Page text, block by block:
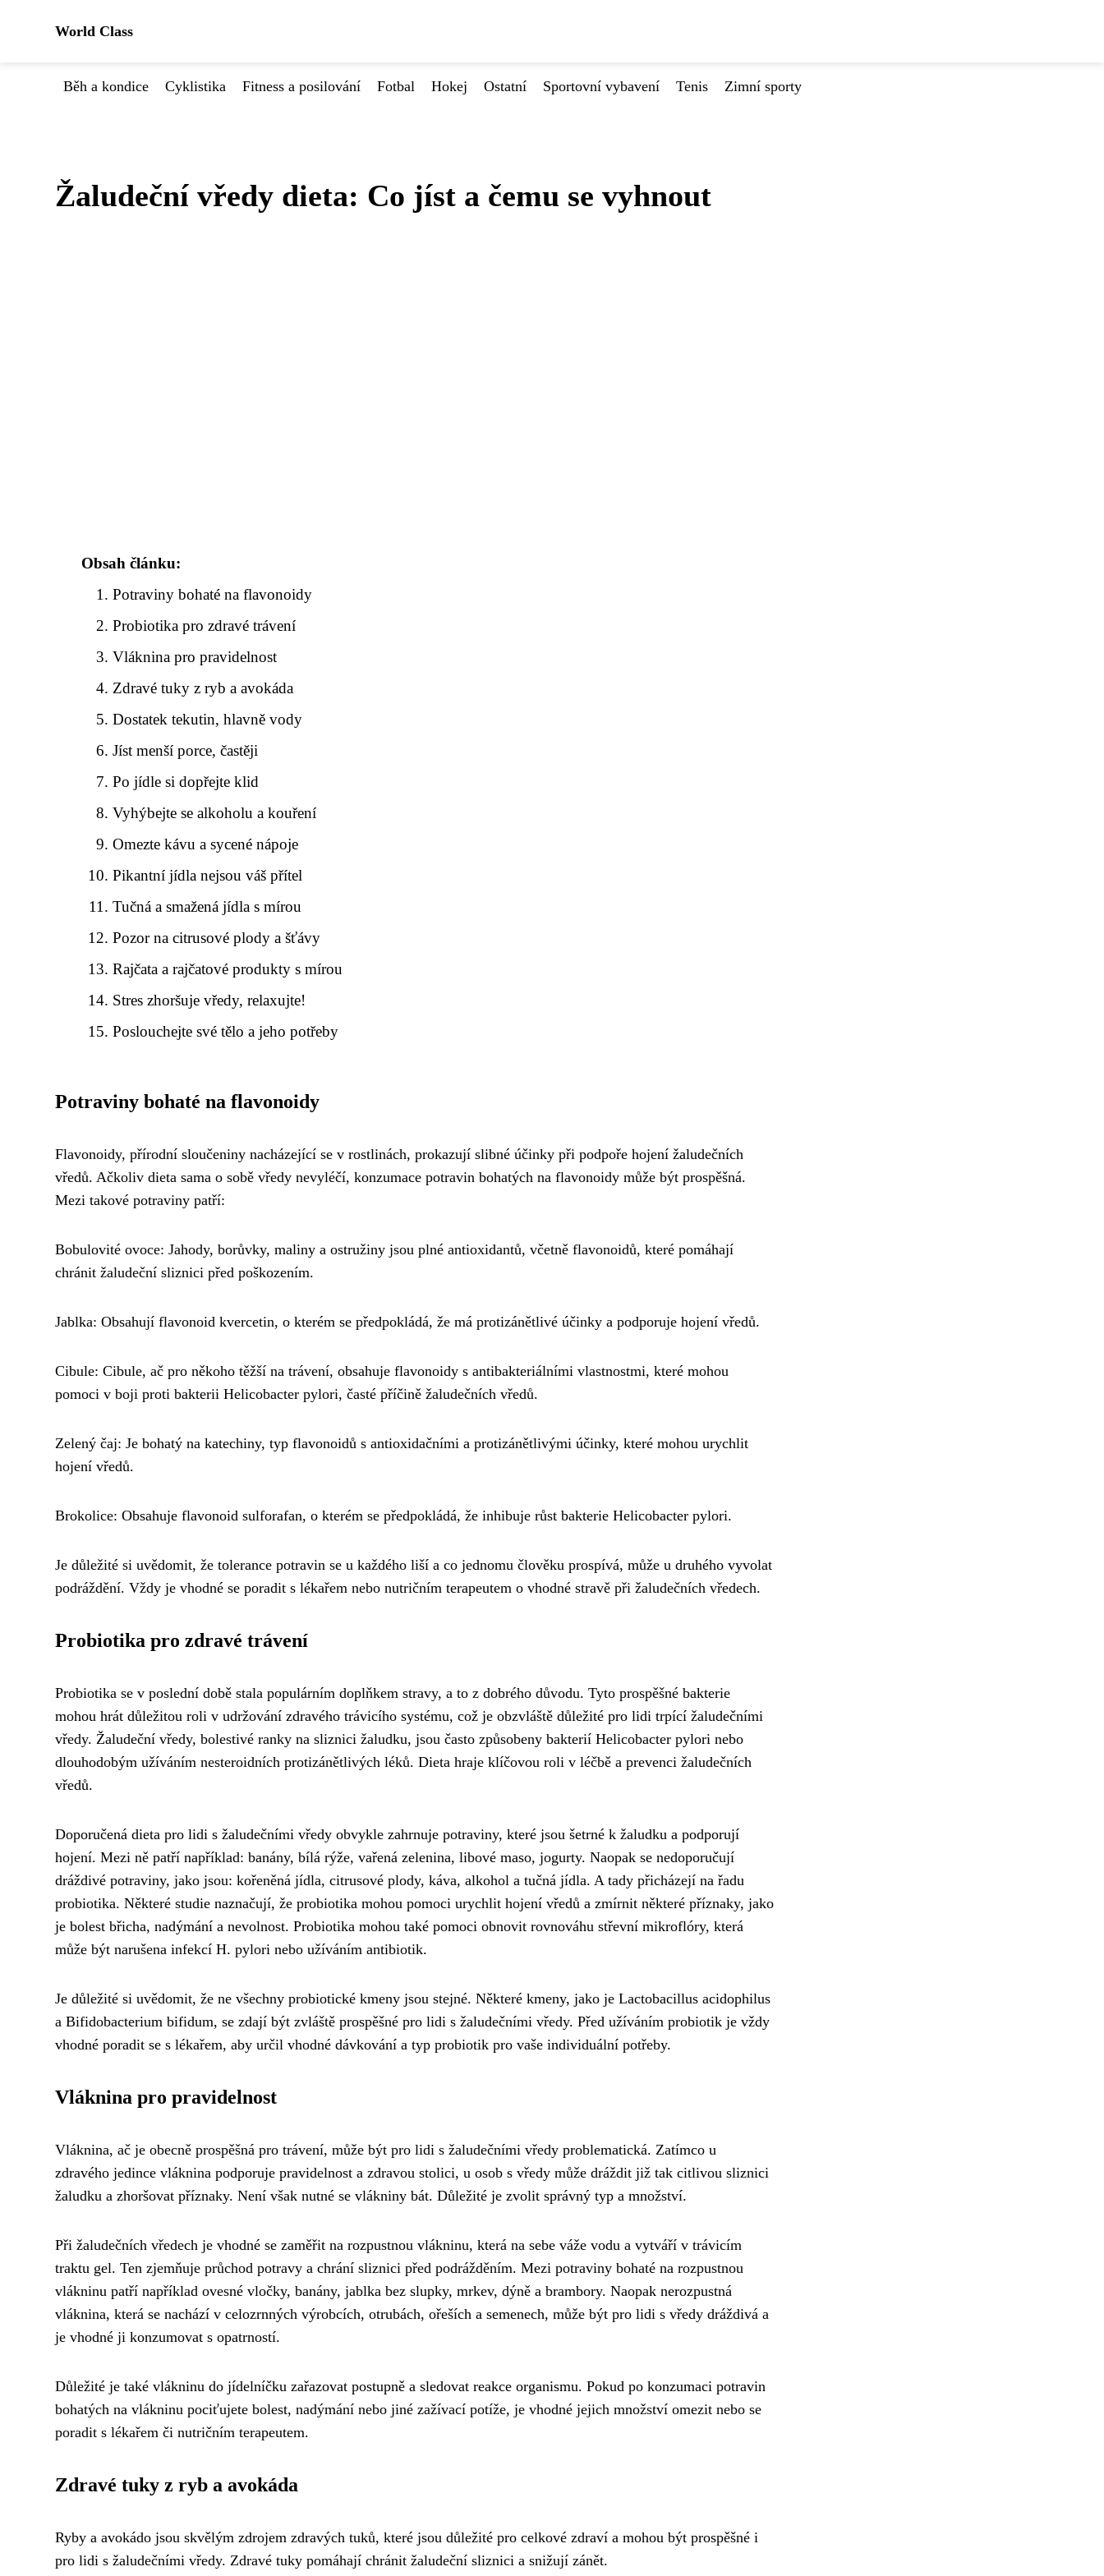
World Class
Běh a kondice Cyklistika Fitness a posilování Fotbal Hokej Ostatní Sportovní vybavení Tenis Zimní sporty
Žaludeční vředy dieta: Co jíst a čemu se vyhnout
Obsah článku:
Potraviny bohaté na flavonoidy
Probiotika pro zdravé trávení
Vláknina pro pravidelnost
Zdravé tuky z ryb a avokáda
Dostatek tekutin, hlavně vody
Jíst menší porce, častěji
Po jídle si dopřejte klid
Vyhýbejte se alkoholu a kouření
Omezte kávu a sycené nápoje
Pikantní jídla nejsou váš přítel
Tučná a smažená jídla s mírou
Pozor na citrusové plody a šťávy
Rajčata a rajčatové produkty s mírou
Stres zhoršuje vředy, relaxujte!
Poslouchejte své tělo a jeho potřeby
Potraviny bohaté na flavonoidy
Flavonoidy, přírodní sloučeniny nacházející se v rostlinách, prokazují slibné účinky při podpoře hojení žaludečních
vředů. Ačkoliv dieta sama o sobě vředy nevyléčí, konzumace potravin bohatých na flavonoidy může být prospěšná.
Mezi takové potraviny patří:
Bobulovité ovoce: Jahody, borůvky, maliny a ostružiny jsou plné antioxidantů, včetně flavonoidů, které pomáhají
chránit žaludeční sliznici před poškozením.
Jablka: Obsahují flavonoid kvercetin, o kterém se předpokládá, že má protizánětlivé účinky a podporuje hojení vředů.
Cibule: Cibule, ač pro někoho těžší na trávení, obsahuje flavonoidy s antibakteriálními vlastnostmi, které mohou
pomoci v boji proti bakterii Helicobacter pylori, časté příčině žaludečních vředů.
Zelený čaj: Je bohatý na katechiny, typ flavonoidů s antioxidačními a protizánětlivými účinky, které mohou urychlit
hojení vředů.
Brokolice: Obsahuje flavonoid sulforafan, o kterém se předpokládá, že inhibuje růst bakterie Helicobacter pylori.
Je důležité si uvědomit, že tolerance potravin se u každého liší a co jednomu člověku prospívá, může u druhého vyvolat
podráždění. Vždy je vhodné se poradit s lékařem nebo nutričním terapeutem o vhodné stravě při žaludečních vředech.
Probiotika pro zdravé trávení
Probiotika se v poslední době stala populárním doplňkem stravy, a to z dobrého důvodu. Tyto prospěšné bakterie
mohou hrát důležitou roli v udržování zdravého trávicího systému, což je obzvláště důležité pro lidi trpící žaludečními
vředy. Žaludeční vředy, bolestivé ranky na sliznici žaludku, jsou často způsobeny bakterií Helicobacter pylori nebo
dlouhodobým užíváním nesteroidních protizánětlivých léků. Dieta hraje klíčovou roli v léčbě a prevenci žaludečních
vředů.
Doporučená dieta pro lidi s žaludečními vředy obvykle zahrnuje potraviny, které jsou šetrné k žaludku a podporují
hojení. Mezi ně patří například: banány, bílá rýže, vařená zelenina, libové maso, jogurty. Naopak se nedoporučují
dráždivé potraviny, jako jsou: kořeněná jídla, citrusové plody, káva, alkohol a tučná jídla. A tady přicházejí na řadu
probiotika. Některé studie naznačují, že probiotika mohou pomoci urychlit hojení vředů a zmírnit některé příznaky, jako
je bolest břicha, nadýmání a nevolnost. Probiotika mohou také pomoci obnovit rovnováhu střevní mikroflóry, která
může být narušena infekcí H. pylori nebo užíváním antibiotik.
Je důležité si uvědomit, že ne všechny probiotické kmeny jsou stejné. Některé kmeny, jako je Lactobacillus acidophilus
a Bifidobacterium bifidum, se zdají být zvláště prospěšné pro lidi s žaludečními vředy. Před užíváním probiotik je vždy
vhodné poradit se s lékařem, aby určil vhodné dávkování a typ probiotik pro vaše individuální potřeby.
Vláknina pro pravidelnost
Vláknina, ač je obecně prospěšná pro trávení, může být pro lidi s žaludečními vředy problematická. Zatímco u
zdravého jedince vláknina podporuje pravidelnost a zdravou stolici, u osob s vředy může dráždit již tak citlivou sliznici
žaludku a zhoršovat příznaky. Není však nutné se vlákniny bát. Důležité je zvolit správný typ a množství.
Při žaludečních vředech je vhodné se zaměřit na rozpustnou vlákninu, která na sebe váže vodu a vytváří v trávicím
traktu gel. Ten zjemňuje průchod potravy a chrání sliznici před podrážděním. Mezi potraviny bohaté na rozpustnou
vlákninu patří například ovesné vločky, banány, jablka bez slupky, mrkev, dýně a brambory. Naopak nerozpustná
vláknina, která se nachází v celozrnných výrobcích, otrubách, ořeších a semenech, může být pro lidi s vředy dráždivá a
je vhodné ji konzumovat s opatrností.
Důležité je také vlákninu do jídelníčku zařazovat postupně a sledovat reakce organismu. Pokud po konzumaci potravin
bohatých na vlákninu pociťujete bolest, nadýmání nebo jiné zažívací potíže, je vhodné jejich množství omezit nebo se
poradit s lékařem či nutričním terapeutem.
Zdravé tuky z ryb a avokáda
Ryby a avokádo jsou skvělým zdrojem zdravých tuků, které jsou důležité pro celkové zdraví a mohou být prospěšné i
pro lidi s žaludečními vředy. Zdravé tuky pomáhají chránit žaludeční sliznici a snižují zánět.